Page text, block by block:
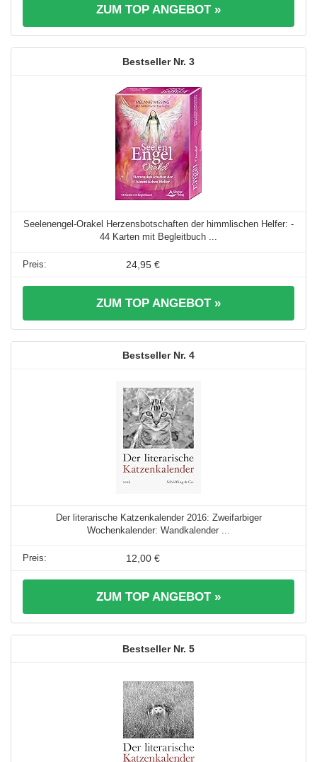
ZUM TOP ANGEBOT »
3
Seelenengel-Orakel Herzensbotschaften der himmlischen Helfer: -
44 Karten mit Begleitbuch ...
24,95 €
ZUM TOP ANGEBOT »
4
Der literarische Katzenkalender 2016: Zweifarbiger
Wochenkalender: Wandkalender ...
12,00 €
ZUM TOP ANGEBOT »
5